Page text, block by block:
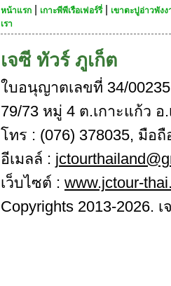
หน้าแรก เกาะพีพีเรือเฟอร์รี่|
เขาตะปูอ่าวพัง
เรา
เจซี ทัวร์ ภูเก็ต
ใบอนุญาตเลขที่ 34/
79/73 หมู่ 4 ต.เกาะแก้ว อ
โทร : (076) 378035, มือ
อีเมลล์ :
เว็บไซต์ : www.jctour-
Copyrights 2013-2026.